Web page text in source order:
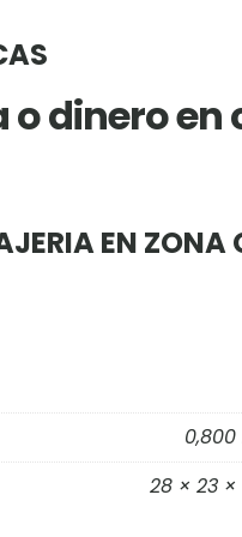
o dinero en
EN ZONA
28 × 23 ×